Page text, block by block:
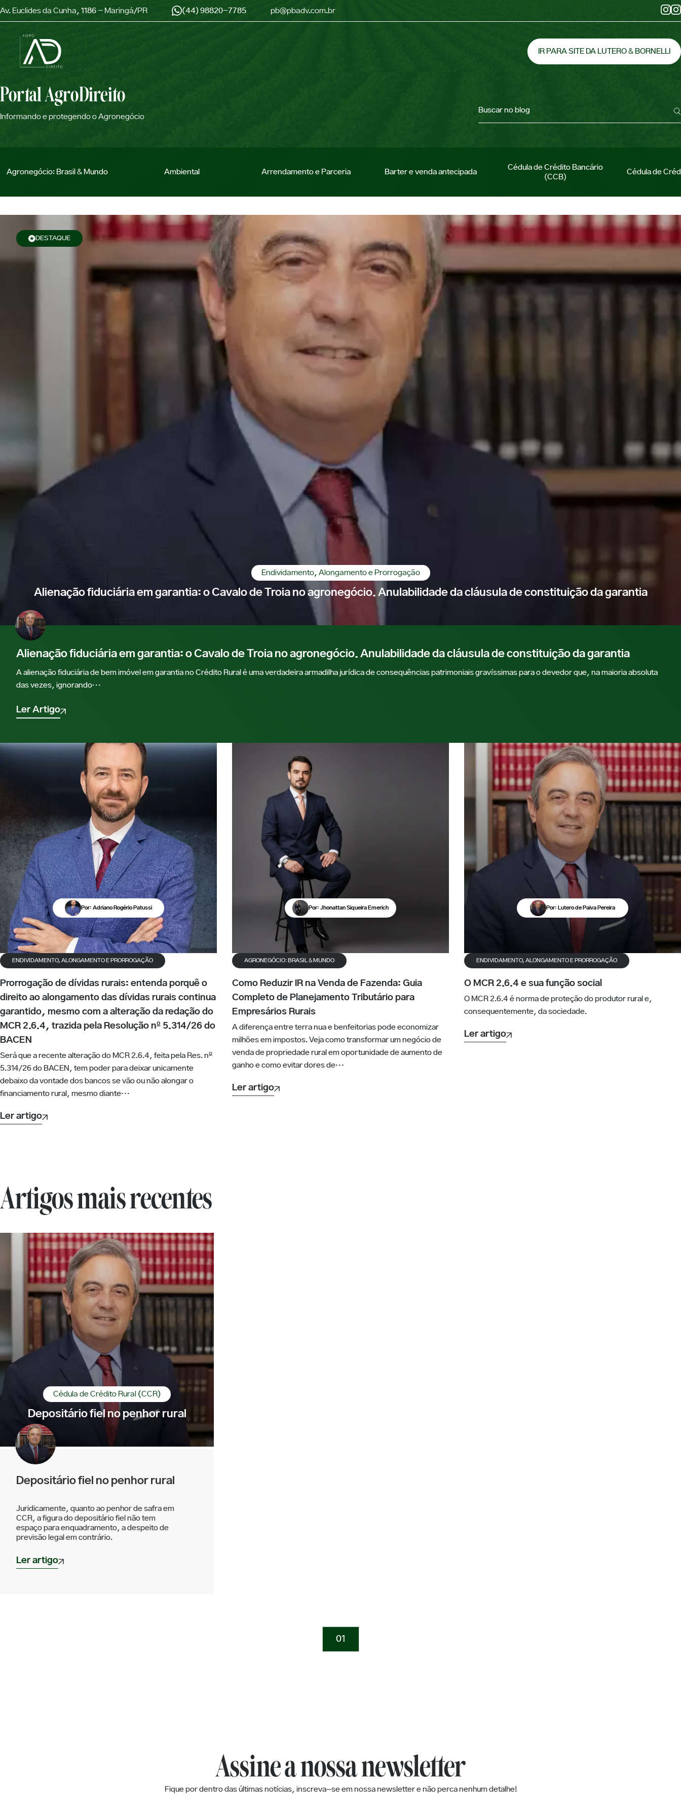
Av. Euclides da Cunha, 1186 - Maringá/PR (44) 98820-7785 pb@pbadv.com.br
IR PARA SITE DA LUTERO & BORNELLI
Portal AgroDireito
Informando e protegendo o Agronegócio
Buscar no blog
Agronegócio: Brasil & Mundo Ambiental Arrendamento e Parceria Barter e venda antecipada
Cédula de Crédito Bancário
(CCB)
Cédula de
DESTAQUE
Endividamento, Alongamento e Prorrogação
Alienação fiduciária em garantia: o Cavalo de Troia no agronegócio. Anulabilidade da cláusula de constituição da garantia
Alienação fiduciária em garantia: o Cavalo de Troia no agronegócio. Anulabilidade da cláusula de constituição da garantia
A alienação fiduciária de bem imóvel em garantia no Crédito Rural é uma verdadeira armadilha jurídica de consequências patrimoniais gravíssimas para o devedor que, na maioria absoluta
das vezes, ignorando…
Ler Artigo
Por: Adriano Rogério Patussi
ENDIVIDAMENTO, ALONGAMENTO E PRORROGAÇÃO
Prorrogação de dívidas rurais: entenda porquê o
direito ao alongamento das dívidas rurais continua
garantido, mesmo com a alteração da redação do
MCR 2.6.4, trazida pela Resolução nº 5.314/26 do
BACEN
Será que a recente alteração do MCR 2.6.4, feita pela Res. nº
5.314/26 do BACEN, tem poder para deixar unicamente
debaixo da vontade dos bancos se vão ou não alongar o
financiamento rural, mesmo diante…
Ler artigo
Por: Jhonattan Siqueira Emerich
AGRONEGÓCIO: BRASIL & MUNDO
Como Reduzir IR na Venda de Fazenda: Guia
Completo de Planejamento Tributário para
Empresários Rurais
A diferença entre terra nua e benfeitorias pode economizar
milhões em impostos. Veja como transformar um negócio de
venda de propriedade rural em oportunidade de aumento de
ganho e como evitar dores de…
Ler artigo
Por: Lutero de Paiva Pereira
ENDIVIDAMENTO, ALONGAMENTO E PRORROGAÇÃO
O MCR 2.6.4 e sua função social
O MCR 2.6.4 é norma de proteção do produtor rural e,
consequentemente, da sociedade.
Ler artigo
Artigos mais recentes
Cédula de Crédito Rural (CCR)
Depositário fiel no penhor rural
Depositário fiel no penhor rural
Juridicamente, quanto ao penhor de safra em
CCR, a figura do depositário fiel não tem
espaço para enquadramento, a despeito de
previsão legal em contrário.
Ler artigo
01
Assine a nossa newsletter
Fique por dentro das últimas notícias, inscreva-se em nossa newsletter e não perca nenhum detalhe!